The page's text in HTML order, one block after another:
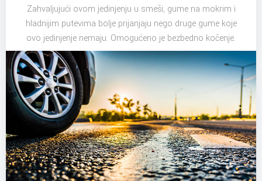
Zahvaljujući ovom jedinjenju u smeši, gume na mokrim i
hladnijim putevima bolje prijanjaju nego druge gume koje
ovo jedinjenje nemaju. Omogućeno je bezbedno kočenje.